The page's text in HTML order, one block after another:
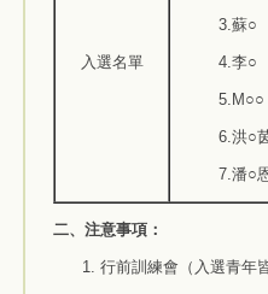
入選名單
3.蘇○
4.李○
5.M○○
6.洪○
7.潘○
二、注意事項：
1. 行前訓練會（入選青年